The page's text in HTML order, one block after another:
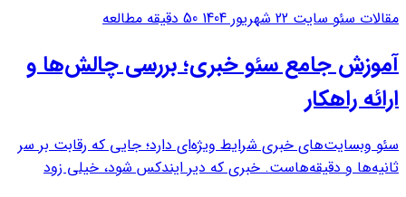
مقالات سئو سایت 22 شهریور 1404 50 دقیقه مطالعه
آموزش جامع سئو خبری؛ بررسی چالش‌ها و
ارائه راهکار
سئو وبسایت‌های خبری شرایط ویژه‌ای دارد؛ جایی که رقابت بر سر
ثانیه‌ها و دقیقه‌هاست. خبری که دیر ایندکس شود، خیلی زود